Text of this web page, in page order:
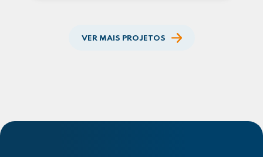
VER MAIS PROJETOS